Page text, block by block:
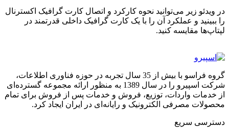
در ویدئو زیر می‌توانید نحوه کارکرد و اتصال کارت گرافیک اکسترنال
را ببینید و عملکرد آن را با یک کارت گرافیک داخلی قدرتمند در
لپتاپ‌ها مقایسه کنید.
گروه فراسو با بیش از 35 سال تجربه در حوزه فناوری اطلاعات،
شرکت اسپیرو را در سال 1389 به منظور ارائه مجموعه گسترده‌ای
از خدمات واردات، توزیع، فروش و خدمات پس از فروش برای تمام
محصولات مصرفی الکترونیک و رایانه‌ای در ایران ایجاد کرد.
دسترسی‌ سریع